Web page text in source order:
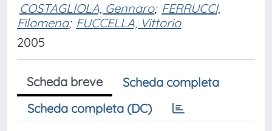
COSTAGLIOLA, Gennaro; FERRUCCI,
Filomena; FUCCELLA, Vittorio
2005
Scheda breve
Scheda completa
Scheda completa (DC)